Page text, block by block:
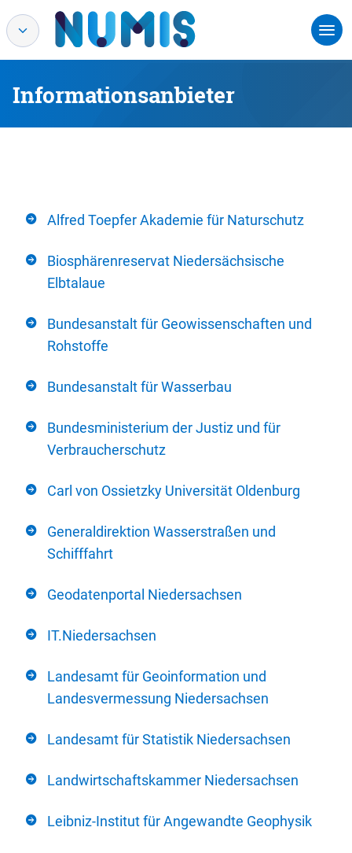
Informationsanbieter
Alfred Toepfer Akademie für Naturschutz
Biosphärenreservat Niedersächsische
Elbtalaue
Bundesanstalt für Geowissenschaften und
Rohstoffe
Bundesanstalt für Wasserbau
Bundesministerium der Justiz und für
Verbraucherschutz
Carl von Ossietzky Universität Oldenburg
Generaldirektion Wasserstraßen und
Schifffahrt
Geodatenportal Niedersachsen
IT.Niedersachsen
Landesamt für Geoinformation und
Landesvermessung Niedersachsen
Landesamt für Statistik Niedersachsen
Landwirtschaftskammer Niedersachsen
Leibniz-Institut für Angewandte Geophysik